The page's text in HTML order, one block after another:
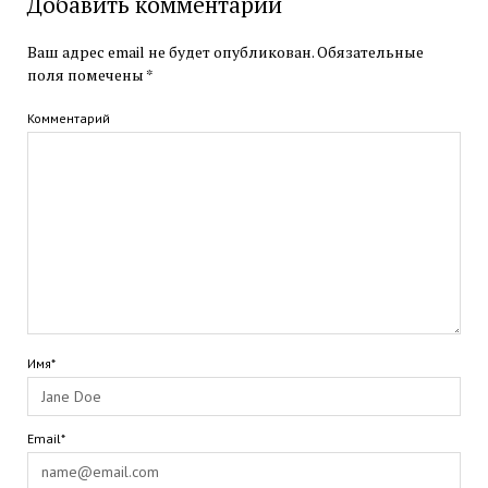
Ваш адрес email не будет опубликован.Обязательные
поля помечены *
Комментарий
Имя*
Email*